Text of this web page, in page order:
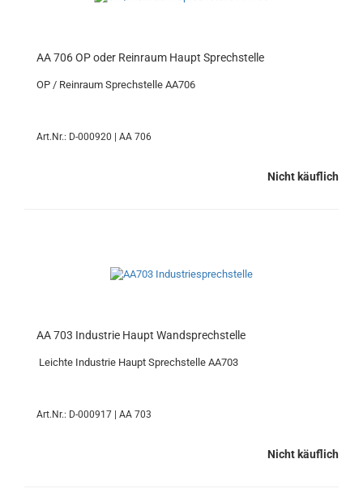
AA 706 OP oder Reinraum Haupt Sprechstelle
OP / Reinraum Sprechstelle AA706
Art.Nr.: D-000920 | AA 706
Nicht käuflich
AA 703 Industrie Haupt Wandsprechstelle
Leichte Industrie Haupt Sprechstelle AA703
Art.Nr.: D-000917 | AA 703
Nicht käuflich